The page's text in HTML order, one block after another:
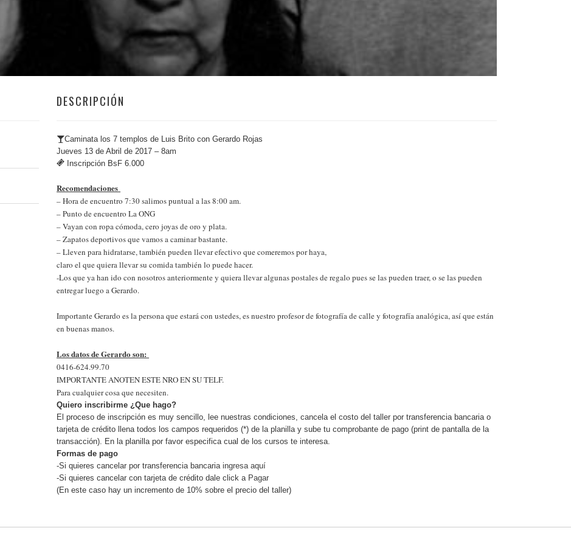
DESCRIPCIÓN
Caminata los 7 templos de Luis Brito con Gerardo Rojas
Jueves 13 de Abril de 2017 – 8am
Inscripción BsF 6.000
Recomendaciones
– Hora de encuentro 7:30 salimos puntual a las 8:00 am.
– Punto de encuentro La ONG
– Vayan con ropa cómoda, cero joyas de oro y plata.
– Zapatos deportivos que vamos a caminar bastante.
– Lleven para hidratarse, también pueden llevar efectivo que comeremos por haya,
claro el que quiera llevar su comida también lo puede hacer.
-Los que ya han ido con nosotros anteriormente y quiera llevar algunas postales de regalo pues se las pueden traer, o se las pueden
entregar luego a Gerardo.
Importante Gerardo es la persona que estará con ustedes, es nuestro profesor de fotografía de calle y fotografía analógica, así que están
en buenas manos.
Los datos de Gerardo son:
0416-624.99.70
IMPORTANTE ANOTEN ESTE NRO EN SU TELF.
Para cualquier cosa que necesiten.
Quiero inscribirme ¿Que hago?
El proceso de inscripción es muy sencillo, lee nuestras condiciones, cancela el costo del taller por transferencia bancaria o
tarjeta de crédito llena todos los campos requeridos (*) de la planilla y sube tu comprobante de pago (print de pantalla de la
transacción). En la planilla por favor especifica cual de los cursos te interesa.
Formas de pago
-Si quieres cancelar por transferencia bancariaingresa aquí
-Si quieres cancelar con tarjeta de crédito dale click a Pagar
(En este caso hay un incremento de 10% sobre el precio del taller)